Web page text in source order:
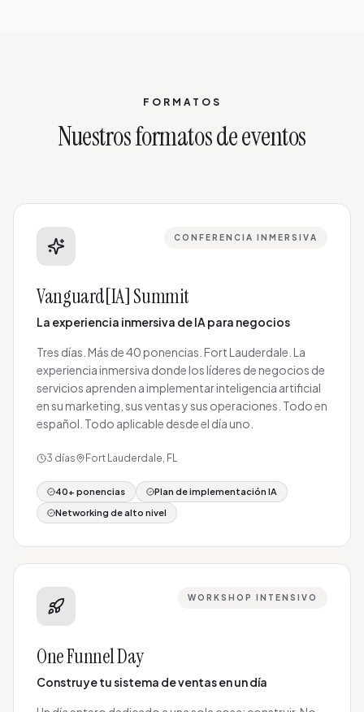
FORMATOS
Nuestros formatos de eventos
CONFERENCIA INMERSIVA
Vanguard[IA] Summit
La experiencia inmersiva de IA para negocios
Tres días. Más de 40 ponencias. Fort Lauderdale. La
experiencia inmersiva donde los líderes de negocios de
servicios aprenden a implementar inteligencia artificial
en su marketing, sus ventas y sus operaciones. Todo en
español. Todo aplicable desde el día uno.
3 días Fort Lauderdale, FL
40+ ponencias
Plan de implementación IA
Networking de alto nivel
WORKSHOP INTENSIVO
One Funnel Day
Construye tu sistema de ventas en un día